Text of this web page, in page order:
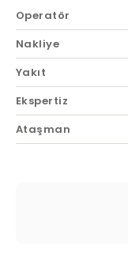
Operatör
Nakliye
Yakıt
Ekspertiz
Ataşman